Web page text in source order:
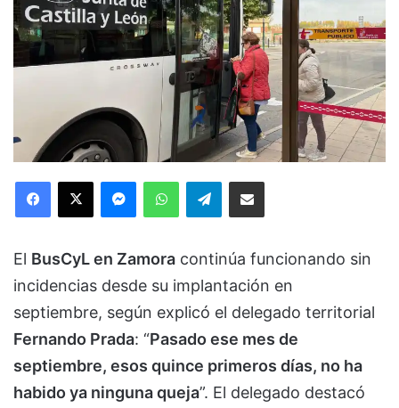
Facebook
X MessengerWhatsAppTelegramCompartir via Email
El BusCyL en Zamora continúa funcionando sin
incidencias desde su implantación en
septiembre, según explicó el delegado territorial
Fernando Prada: “Pasado ese mes de
septiembre, esos quince primeros días, no ha
habido ya ninguna queja”. El delegado destacó